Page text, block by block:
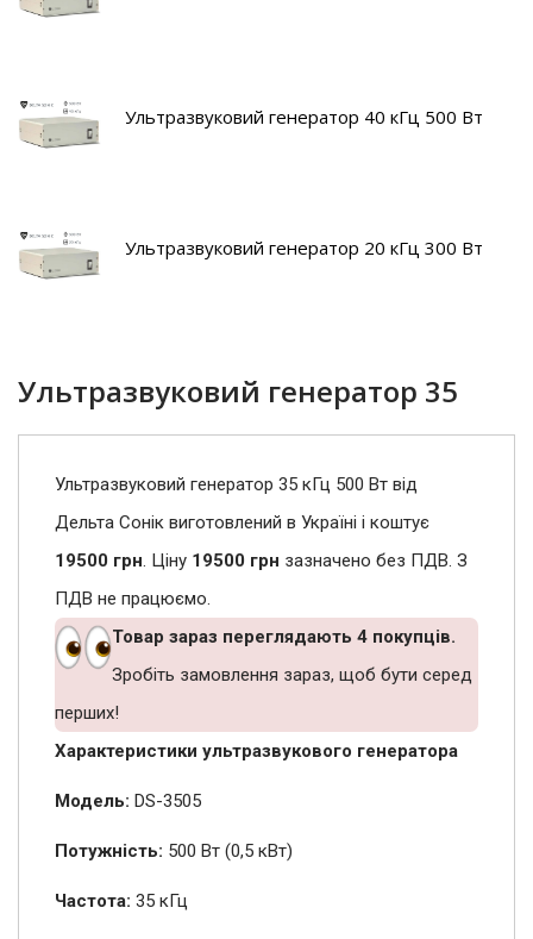
Ультразвуковий генератор 40 кГц 500 Вт
Ультразвуковий генератор 20 кГц 300 Вт
Ультразвуковий генератор 35
кГц 500 Вт
Ультразвуковий генератор 35 кГц 500 Вт від
Дельта Сонік виготовлений в Україні і коштує
19500 грн. Ціну 19500 грн зазначено без ПДВ. З
ПДВ не працюємо.
Товар зараз переглядають 4 покупців.
Зробіть замовлення зараз, щоб бути серед
перших!
Характеристики ультразвукового генератора
Модель: DS-3505
Потужність: 500 Вт (0,5 кВт)
Частота: 35 кГц